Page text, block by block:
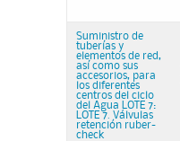
Suministro de
tuberías y
elementos de red,
así como sus
accesorios, para
los diferentes
centros del ciclo
del Agua LOTE 7:
LOTE 7. Válvulas
retención ruber-
check